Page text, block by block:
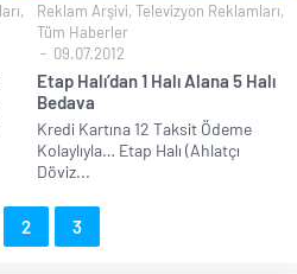
,
Reklam Arşivi, Televizyon Reklamları,
Tüm Haberler
09.07.2012
Etap Halı’dan 1 Halı Alana 5 Halı
Bedava
Kredi Kartına 12 Taksit Ödeme
Kolaylıyla… Etap Halı (Ahlatçı
Döviz...
2 3